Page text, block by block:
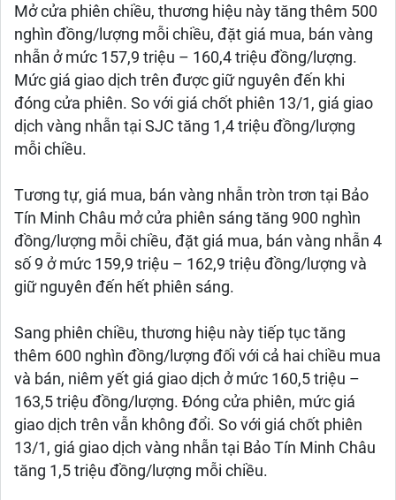
Mở cửa phiên chiều, thương hiệu này tăng thêm 500
nghìn đồng/lượng mỗi chiều, đặt giá mua, bán vàng
nhẫn ở mức 157,9 triệu – 160,4 triệu đồng/lượng.
Mức giá giao dịch trên được giữ nguyên đến khi
đóng cửa phiên. So với giá chốt phiên 13/1, giá giao
dịch vàng nhẫn tại SJC tăng 1,4 triệu đồng/lượng
mỗi chiều.
Tương tự, giá mua, bán vàng nhẫn tròn trơn tại Bảo
Tín Minh Châu mở cửa phiên sáng tăng 900 nghìn
đồng/lượng mỗi chiều, đặt giá mua, bán vàng nhẫn 4
số 9 ở mức 159,9 triệu – 162,9 triệu đồng/lượng và
giữ nguyên đến hết phiên sáng.
Sang phiên chiều, thương hiệu này tiếp tục tăng
thêm 600 nghìn đồng/lượng đối với cả hai chiều mua
và bán, niêm yết giá giao dịch ở mức 160,5 triệu –
163,5 triệu đồng/lượng. Đóng cửa phiên, mức giá
giao dịch trên vẫn không đổi. So với giá chốt phiên
13/1, giá giao dịch vàng nhẫn tại Bảo Tín Minh Châu
tăng 1,5 triệu đồng/lượng mỗi chiều.